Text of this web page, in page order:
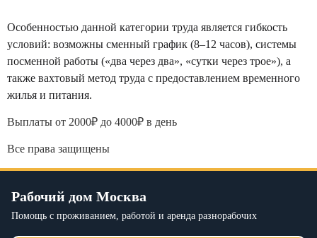
Особенностью данной категории труда является гибкость
условий: возможны сменный график (8–12 часов), системы
посменной работы («два через два», «сутки через трое»), а
также вахтовый метод труда с предоставлением временного
жилья и питания.
Выплаты от 2000₽ до 4000₽ в день
Все права защищены
Рабочий дом Москва
Помощь с проживанием, работой и аренда разнорабочих